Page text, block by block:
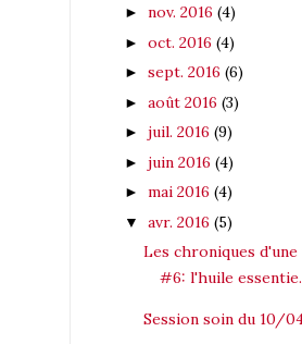
► nov. 2016 (4)
► oct. 2016 (4)
► sept. 2016 (6)
► août 2016 (3)
► juil. 2016 (9)
► juin 2016 (4)
► mai 2016 (4)
▼ avr. 2016 (5)
Les chroniques
#6: l'huile
Session soin du 10/